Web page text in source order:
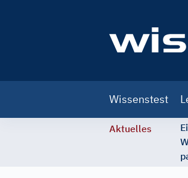
navigation
Wissenstest
Aktuelles